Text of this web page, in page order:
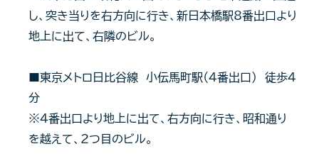
し、突き当りを右方向に行き、新日本橋駅8番出口より
地上に出て、右隣のビル。
■東京メトロ日比谷線 小伝馬町駅（4番出口） 徒歩4
分
※4番出口より地上に出て、右方向に行き、昭和通り
を越えて、2つ目のビル。